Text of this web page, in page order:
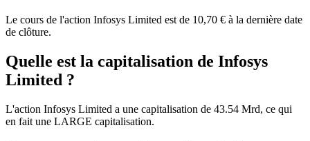
Le cours de l'action Infosys Limited est de 10,70 € à la dernière date
de clôture.
Quelle est la capitalisation de Infosys
Limited ?
L'action Infosys Limited a une capitalisation de 43.54 Mrd, ce qui
en fait une LARGE capitalisation.